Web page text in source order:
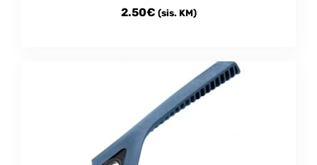
2.50€ (sis. KM)